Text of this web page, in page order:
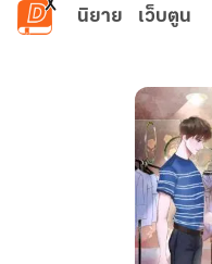
ข้ามไปยังเนื้อหาหลัก
นิยาย เว็บตูน